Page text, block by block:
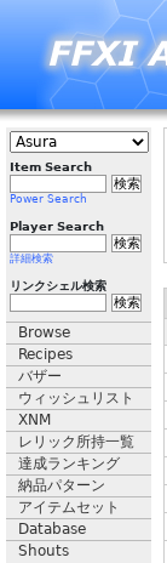
Item Search
Power Search
Player Search
詳細検索
リンクシェル検索
Browse
Recipes
バザー
ウィッシュリスト
XNM
レリック所持一覧
達成ランキング
納品パターン
アイテムセット
Database
Shouts